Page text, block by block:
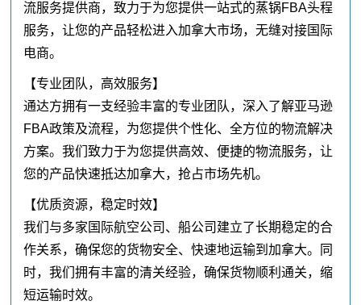
流服务提供商，致力于为您提供一站式的蒸锅FBA头程
服务，让您的产品轻松进入加拿大市场，无缝对接国际
电商。
【专业团队，高效服务】
通达方拥有一支经验丰富的专业团队，深入了解亚马逊
FBA政策及流程，为您提供个性化、全方位的物流解决
方案。我们致力于为您提供高效、便捷的物流服务，让
您的产品快速抵达加拿大，抢占市场先机。
【优质资源，稳定时效】
我们与多家国际航空公司、船公司建立了长期稳定的合
作关系，确保您的货物安全、快速地运输到加拿大。同
时，我们拥有丰富的清关经验，确保货物顺利通关，缩
短运输时效。